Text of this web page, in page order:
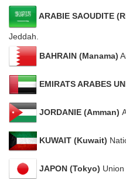
ARABIE SAOUDITE
Jeddah.
BAHRAIN (Manama)
EMIRATS ARABES
JORDANIE (Amman)
KUWAIT (Kuwait)
JAPON (Tokyo)